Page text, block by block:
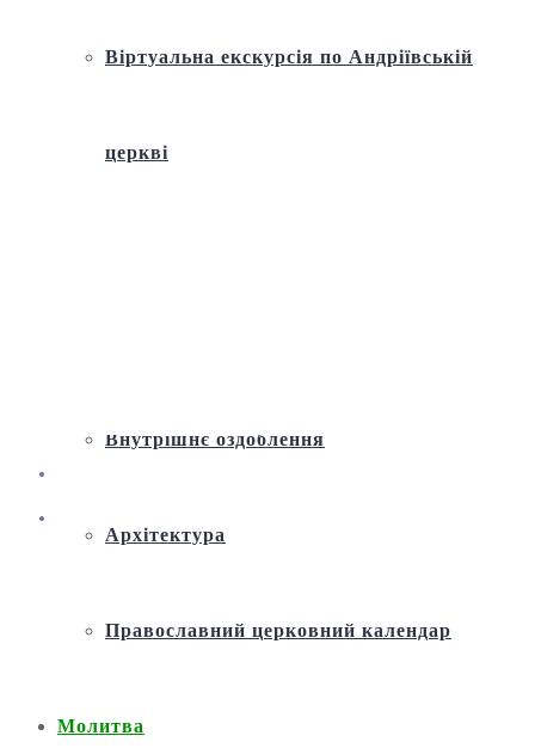
Віртуальна екскурсія по Андріївській
церкві
Внутрішнє оздоблення
Архітектура
Православний церковний календар
Молитва